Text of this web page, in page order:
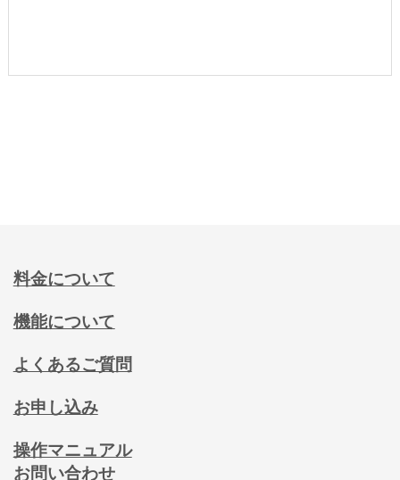
料金について
機能について
よくあるご質問
お申し込み
操作マニュアル
お問い合わせ